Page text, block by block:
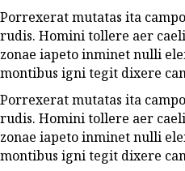
Porrexerat mutatas ita
rudis. Homini tollere aer
zonae iapeto inminet nulli
montibus igni tegit dixere
Porrexerat mutatas ita
rudis. Homini tollere aer
zonae iapeto inminet nulli
montibus igni tegit dixere